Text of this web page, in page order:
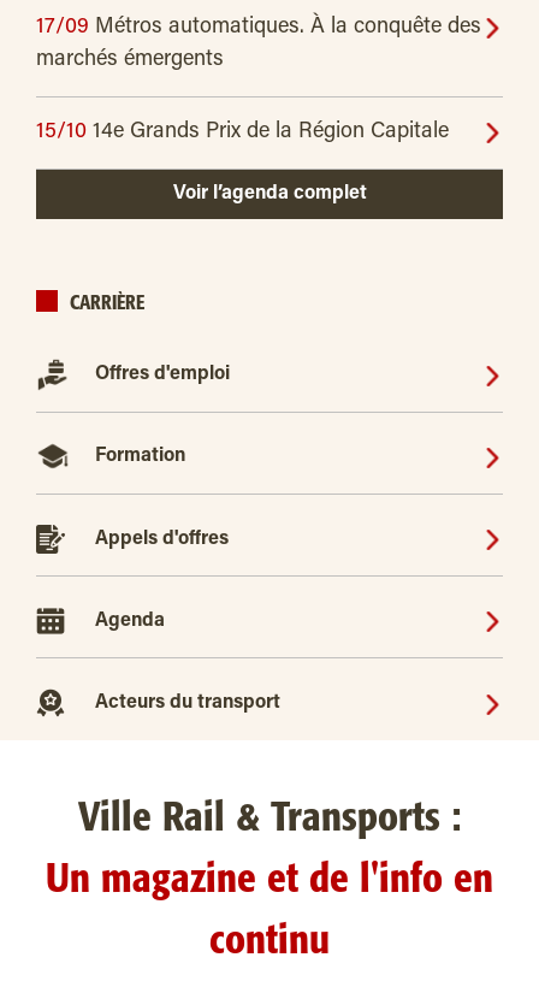
17/09 Métros automatiques. À la conquête des
marchés émergents
15/10 14e Grands Prix de la Région Capitale
Voir l’agenda complet
CARRIÈRE
Offres d'emploi
Formation
Appels d'offres
Agenda
Acteurs du transport
Ville Rail & Transports :
Un magazine et de l'info en
continu